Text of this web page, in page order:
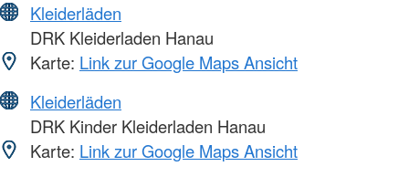
Kleiderläden
DRK Kleiderladen Hanau
Karte: Link zur Google Maps Ansicht
Kleiderläden
DRK Kinder Kleiderladen Hanau
Karte: Link zur Google Maps Ansicht